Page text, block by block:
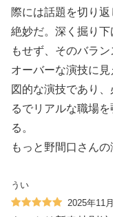
際には話題を切り
絶妙だ。深く掘り
もせず、そのバラン
オーバーな演技に
図的な演技であり
るでリアルな職場
る。
もっと野間口さんの
うい
2025年11